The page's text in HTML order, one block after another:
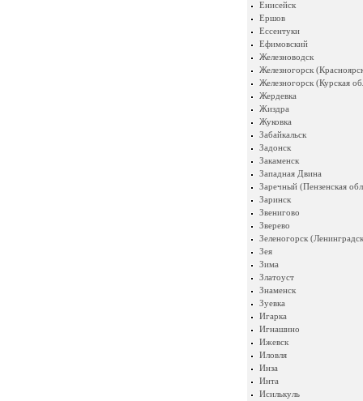
Енисейск
Ершов
Ессентуки
Ефимовский
Железноводск
Железногорск
Железногорск (Курская
Жердевка
Жиздра
Жуковка
Забайкальск
Задонск
Закаменск
Западная Двина
Заречный (Пензенская
Заринск
Звенигово
Зверево
Зеленогорск
Зея
Зима
Златоуст
Знаменск
Зуевка
Игарка
Игнашино
Ижевск
Иловля
Инза
Инта
Исилькуль